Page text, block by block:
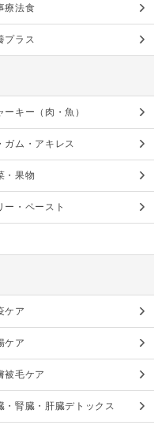
療法食
プラス
ーキー（肉・魚）
ガム・アキレス
・果物
ー・ペースト
ケア
ケア
被毛ケア
・腎臓・肝臓デトックス